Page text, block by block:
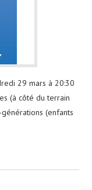
29 mars à 20:30
(à côté du terrain
(enfants